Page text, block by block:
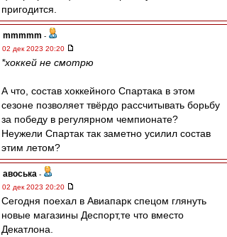
пригодится.
mmmmm -
02 дек 2023 20:20
*хоккей не смотрю
А что, состав хоккейного Спартака в этом
сезоне позволяет твёрдо рассчитывать борьбу
за победу в регулярном чемпионате?
Неужели Спартак так заметно усилил состав
этим летом?
авоська -
02 дек 2023 20:20
Сегодня поехал в Авиапарк спецом глянуть
новые магазины Деспорт,те что вместо
Декатлона.